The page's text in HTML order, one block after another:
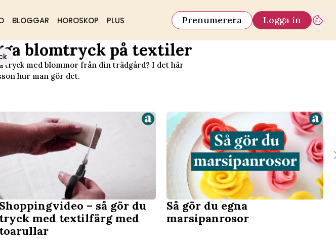
BLOGGAR HOROSKOP PLUS Prenumerera Logga in
blomtryck på textiler
tryck med blommor från din trädgård? I det här
hur man gör det.
Shoppingvideo – så gör du
tryck med textilfärg med
toarullar
Så gör du egna
marsipanrosor